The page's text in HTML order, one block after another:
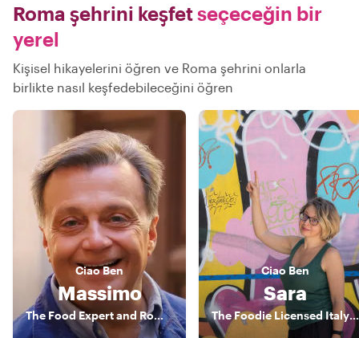
Roma şehrini keşfetseçeceğin bir
yerel
Kişisel hikayelerini öğren ve Roma şehrini onlarla
birlikte nasıl keşfedebileceğini öğren
CiaoBen
Massimo
The Food Expert and Rome connoisseur
Ciao Ben
Sara
The Foodie Licensed Italy+Vatican Tour Guide & Photographer